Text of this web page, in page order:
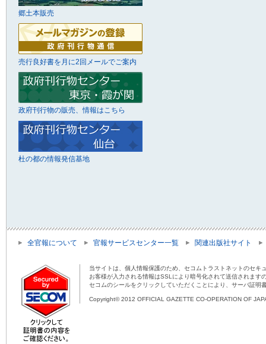
郷土本販売
売行良好書を月に2回メールでご案内
政府刊行物の販売、情報はこちら
杜の都の情報発信基地
全官報について 官報サービスセンター一覧 関連出版社サイト
当サイトは、個人情報保護のため、セコムトラストネットのセキ
お客様が入力される情報はSSLにより暗号化されて送信されま
セコムのシールをクリックしていただくことにより、サーバ証明
Copyright© 2012 OFFICIAL GAZETTE CO-OPERATION OF